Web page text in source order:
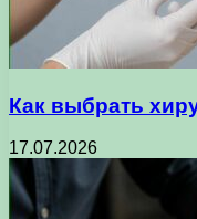
Как выбрать
17.07.2026